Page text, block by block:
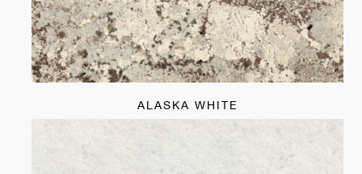
ALASKA WHITE